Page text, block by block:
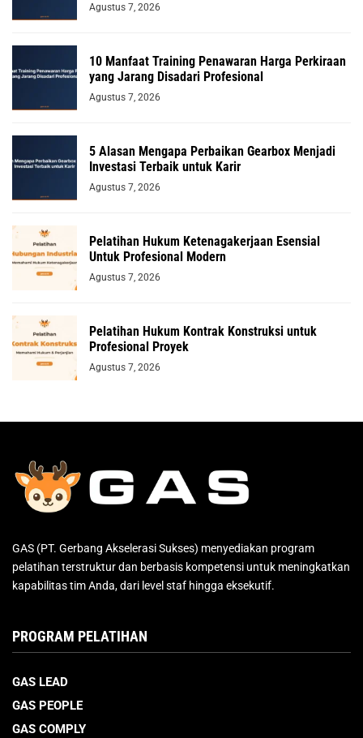
Agustus 7, 2026
10 Manfaat Training Penawaran Harga Perkiraan
yang Jarang Disadari Profesional
Agustus 7, 2026
5 Alasan Mengapa Perbaikan Gearbox Menjadi
Investasi Terbaik untuk Karir
Agustus 7, 2026
Pelatihan Hukum Ketenagakerjaan Esensial
Untuk Profesional Modern
Agustus 7, 2026
Pelatihan Hukum Kontrak Konstruksi untuk
Profesional Proyek
Agustus 7, 2026
GAS (PT. Gerbang Akselerasi Sukses) menyediakan program
pelatihan terstruktur dan berbasis kompetensi untuk meningkatkan
kapabilitas tim Anda, dari level staf hingga eksekutif.
PROGRAM PELATIHAN
GAS LEAD
GAS PEOPLE
GAS COMPLY